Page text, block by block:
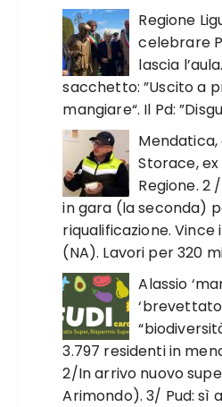
Regione
celebrare
lascia
sacchetto: ”Uscito a
mangiare“. Il Pd:
Storace,
Regione. 2
in gara (la seconda)
riqualificazione.
(NA). Lavori per 320
Alassio
3.797 residenti in
2/In arrivo nuovo
Arimondo). 3/ Pud: sì